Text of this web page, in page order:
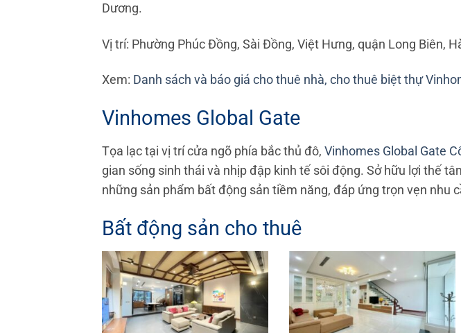
Dương.
Vị trí: Phường Phúc Đồng, Sài Đồng, Việt Hưng, quận Long Biên,
Xem: Danh sách và báo giá cho thuê nhà, cho thuê biệt thự
Vinhomes Global Gate
Tọa lạc tại vị trí cửa ngõ phía bắc thủ đô, Vinhomes Global Gate
gian sống sinh thái và nhịp đập kinh tế sôi động. Sở hữu lợi thế
những sản phẩm bất động sản tiềm năng, đáp ứng trọn vẹn nhu
Bất động sản cho thuê